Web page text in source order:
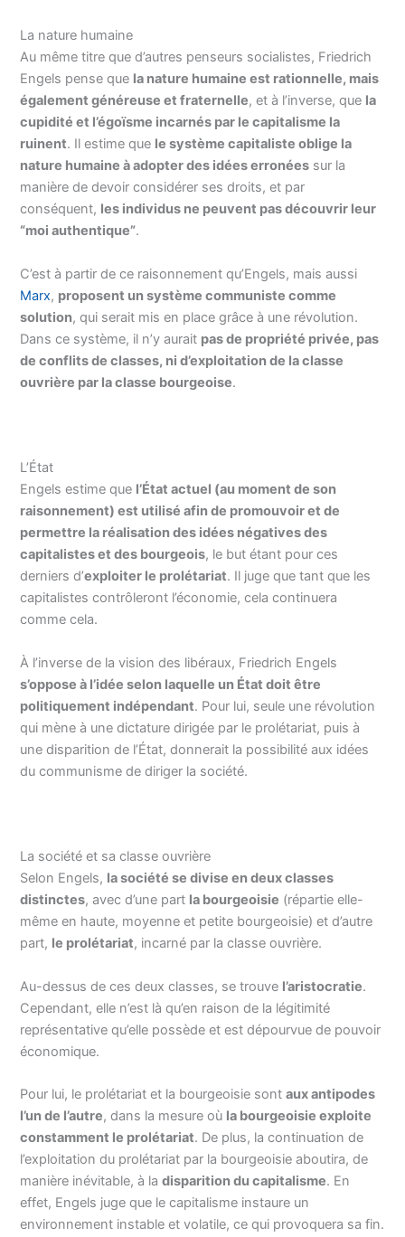
La nature humaine
Au même titre que d’autres penseurs socialistes, Friedrich
Engels pense que la nature humaine est rationnelle, mais
également généreuse et fraternelle, et à l’inverse, que la
cupidité et l’égoïsme incarnés par le capitalisme la
ruinent. Il estime que le système capitaliste oblige la
nature humaine à adopter des idées erronées sur la
manière de devoir considérer ses droits, et par
conséquent, les individus ne peuvent pas découvrir leur
“moi authentique”.
C’est à partir de ce raisonnement qu’Engels, mais aussi
Marx, proposent un système communiste comme
solution, qui serait mis en place grâce à une révolution.
Dans ce système, il n’y aurait pas de propriété privée, pas
de conflits de classes, ni d’exploitation de la classe
ouvrière par la classe bourgeoise.
L’État
Engels estime que l’État actuel (au moment de son
raisonnement) est utilisé afin de promouvoir et de
permettre la réalisation des idées négatives des
capitalistes et des bourgeois, le but étant pour ces
derniers d’exploiter le prolétariat. Il juge que tant que les
capitalistes contrôleront l’économie, cela continuera
comme cela.
À l’inverse de la vision des libéraux, Friedrich Engels
s’oppose à l’idée selon laquelle un État doit être
politiquement indépendant. Pour lui, seule une révolution
qui mène à une dictature dirigée par le prolétariat, puis à
une disparition de l’État, donnerait la possibilité aux idées
du communisme de diriger la société.
La société et sa classe ouvrière
Selon Engels, la société se divise en deux classes
distinctes, avec d’une part la bourgeoisie (répartie elle-
même en haute, moyenne et petite bourgeoisie) et d’autre
part, le prolétariat, incarné par la classe ouvrière.
Au-dessus de ces deux classes, se trouve l’aristocratie.
Cependant, elle n’est là qu’en raison de la légitimité
représentative qu’elle possède et est dépourvue de pouvoir
économique.
Pour lui, le prolétariat et la bourgeoisie sontaux antipodes
l’un de l’autre, dans la mesure où la bourgeoisie exploite
constamment le prolétariat. De plus, la continuation de
l’exploitation du prolétariat par la bourgeoisie aboutira, de
manière inévitable, à ladisparition du capitalisme. En
effet, Engels juge que le capitalisme instaure un
environnement instable et volatile, ce qui provoquera sa fin.